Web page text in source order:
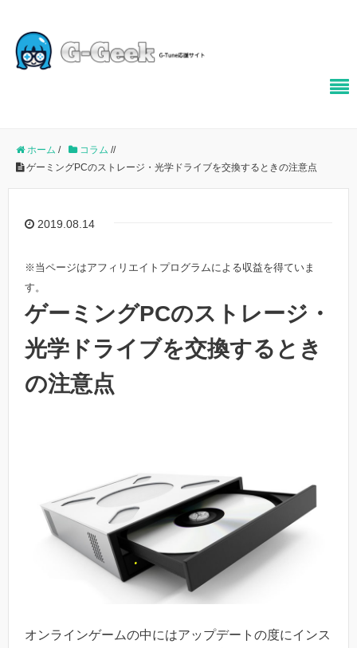
ホーム / コラム //
ゲーミングPCのストレージ・光学ドライブを交換するときの注意点
2019.08.14
※当ページはアフィリエイトプログラムによる収益を得ていま
す。
ゲーミングPCのストレージ・
光学ドライブを交換するとき
の注意点
オンラインゲームの中にはアップデートの度にインス